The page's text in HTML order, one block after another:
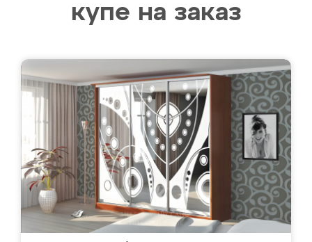
купе на заказ